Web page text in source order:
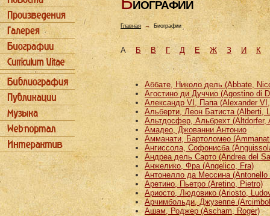
ИОГРАФИИ
Главная→ Биографии
АБ В Г Д Е Ж З И К
Аббате, Николо дель (Abbate,
Агостино ди Дуччио (Agostino di
Александр VI, Папа (Alexander
Альберти, Леон Батиста (Alberti,
Альтдосфер, Альбрехт (Altdorfer,
Амадео, Джованни Антонио
Амманати, Бартоломео
Ангиссола, Софонисба
Андреа дель Сарто (Andrea del
Анжелико, Фра (Angelico, Fra)
Антонелло да Мессина (Antonello
Аретино, Пьетро (Aretino, Pietro)
Ариосто, Людовико (Ariosto,
Арчимбольди, Джузеппе
Ашам, Роджер (Ascham, Roger)